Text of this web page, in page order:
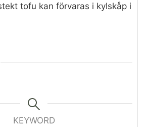
tofu kan förvaras i kylskåp i
KEYWORD